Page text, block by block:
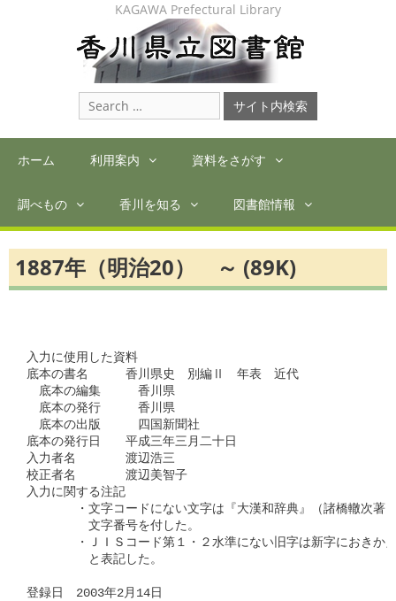
KAGAWA Prefectural Library
Search
for:
ホーム 利用案内 資料をさがす
調べもの 香川を知る 図書館情報
1887年（明治20） ～ (89K)
入力に使用した資料
底本の書名　　　香川県史　別編Ⅱ　年表　近代
底本の編集　　　香川県
底本の発行　　　香川県
底本の出版　　　四国新聞社
底本の発行日　　平成三年三月二十日
入力者名　　　　渡辺浩三
校正者名　　　　渡辺美智子
入力に関する注記
・文字コードにない文字は『大漢和辞典』（諸橋轍次著　
文字番号を付した。
・ＪＩＳコード第１・２水準にない旧字は新字におきかえ
と表記した。
登録日　2003年2月14日